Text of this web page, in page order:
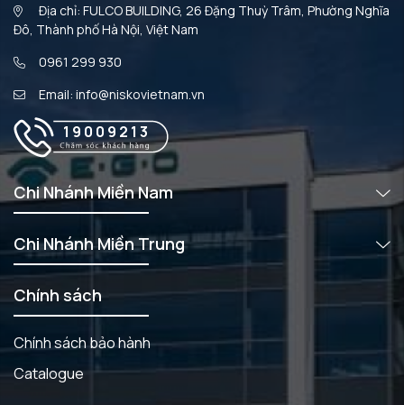
Địa chỉ: FULCO BUILDING, 26 Đặng Thuỳ Trâm, Phường Nghĩa
Đô, Thành phố Hà Nội, Việt Nam
0961 299 930
Email: info@niskovietnam.vn
19009213
Chi Nhánh Miền Nam
Chi Nhánh Miền Trung
Chính sách
Chính sách bảo hành
Catalogue